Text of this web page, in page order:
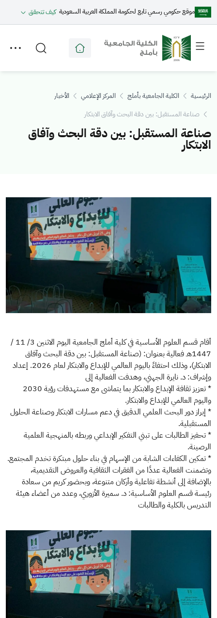
موقع حكومي رسمي تابع لحكومة المملكة العربية السعودية كيف تتحقق
Toggle
menu
Toggle
secondary
menu
الرئيسية الكلية الجامعية بأملج المركز الإعلامي
الأخبار
صناعة المستقبل: بين دقة البحث وآفاق الابتكار
صناعة المستقبل: بين دقة البحث وآفاق
الابتكار
‎أقام قسم العلوم الأساسية في كلية أملج الجامعية اليوم الاثنين 3/ 11 /
1447هـ فعالية بعنوان: (صناعة المستقبل: بين دقة البحث وآفاق
الابتكار)، وذلك احتفاءً باليوم العالمي للإبداع والابتكار لعام 2026. إعداد
وإشراف: د. نايرة الجهني، وهدفت الفعالية إلى
* تعزيز ثقافة الإبداع والابتكار بما يتماشى مع مستهدفات رؤية 2030
واليوم العالمي للإبداع والابتكار.
* إبراز دور البحث العلمي الدقيق في دعم مسارات الابتكار وصناعة الحلول
المستقبلية.
* تحفيز الطالبات على تبني التفكير الإبداعي وربطه بالمنهجية العلمية
الرصينة.
* تمكين الكفاءات الشابة من الإسهام في بناء حلول مبتكرة تخدم المجتمع.
‎وتضمنت الفعالية عددًا من الفقرات الثقافية والعروض التقديمية،
بالإضافة إلى أنشطة تفاعلية وأركان متنوعة، وبحضور كريم من سعادة
رئيسة قسم العلوم الأساسية: د. سميرة الأزوري، وعدد من أعضاء هيئة
التدريس بالكلية والطالبات ‏